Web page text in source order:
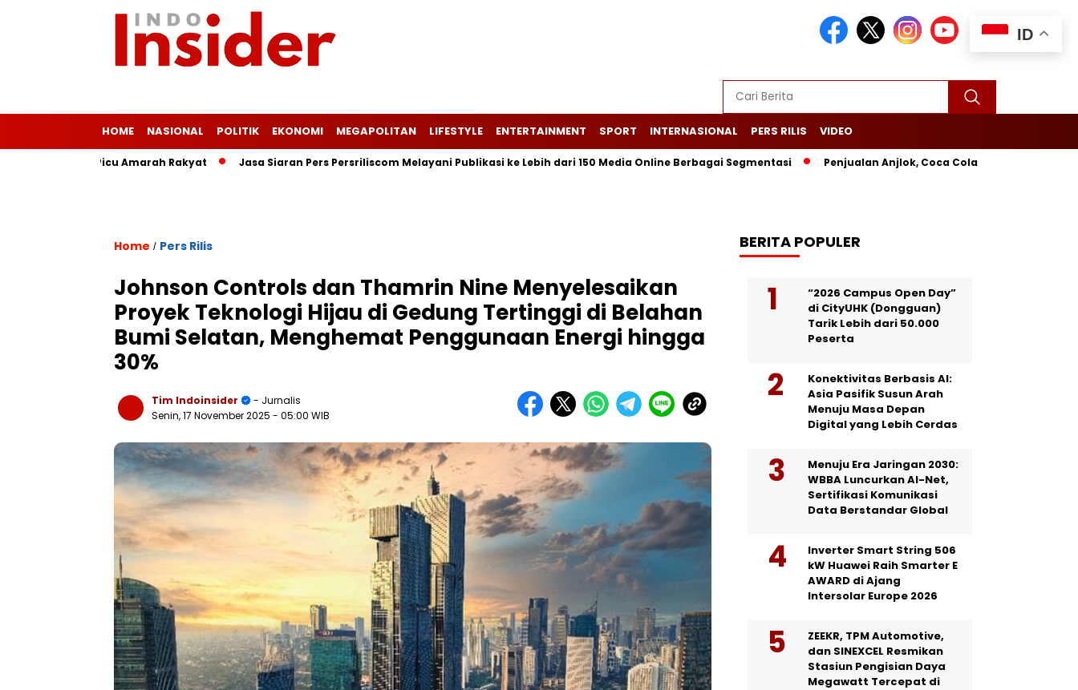
HOME NASIONAL POLITIK EKONOMI MEGAPOLITAN LIFESTYLE ENTERTAINMENT SPORT INTERNASIONAL PERS RILIS VIDEO
Ringan Picu Amarah Rakyat Jasa Siaran Pers Persriliscom Melayani Publikasi ke Lebih dari 150 Media Online Berbagai Segmentasi Penjualan Anjlok, Coca Cola Tutup Pabrik di Bali
Home / Pers Rilis
Johnson Controls dan Thamrin Nine Menyelesaikan
Proyek Teknologi Hijau di Gedung Tertinggi di Belahan
Bumi Selatan, Menghemat Penggunaan Energi hingga
30%
Tim Indoinsider
- Jurnalis
Senin, 17 November 2025 - 05:00 WIB
BERITA POPULER
“2026 Campus Open Day”
di CityUHK (Dongguan)
Tarik Lebih dari 50.000
Peserta
Konektivitas Berbasis AI:
Asia Pasifik Susun Arah
Menuju Masa Depan
Digital yang Lebih Cerdas
Menuju Era Jaringan 2030:
WBBA Luncurkan AI-Net,
Sertifikasi Komunikasi
Data Berstandar Global
Inverter Smart String 506
kW Huawei Raih Smarter E
AWARD di Ajang
Intersolar Europe 2026
ZEEKR, TPM Automotive,
dan SINEXCEL Resmikan
Stasiun Pengisian Daya
Megawatt Tercepat di
ID